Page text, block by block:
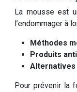
La mousse est
l’endommager à
Méthodes
Produits
Pour prévenir la